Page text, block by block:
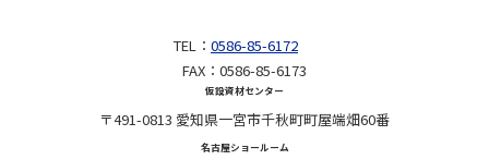
TEL： 0586-85-6172
FAX：0586-85-6173
仮設資材センター
〒491-0813 愛知県一宮市千秋町町屋端畑60番
名古屋ショールーム